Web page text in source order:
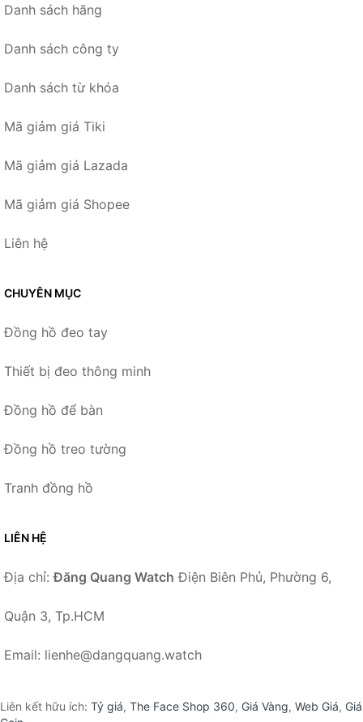
Danh sách hãng
Danh sách công ty
Danh sách từ khóa
Mã giảm giá Tiki
Mã giảm giá Lazada
Mã giảm giá Shopee
Liên hệ
CHUYÊN MỤC
Đồng hồ đeo tay
Thiết bị đeo thông minh
Đồng hồ để bàn
Đồng hồ treo tường
Tranh đồng hồ
LIÊN HỆ
Địa chỉ:Đăng Quang Watch Điện Biên Phủ, Phường 6,
Quận 3, Tp.HCM
Email: lienhe@dangquang.watch
Liên kết hữu ích: Tỷ giá, The Face Shop 360, Giá Vàng, Web Giá, Giá